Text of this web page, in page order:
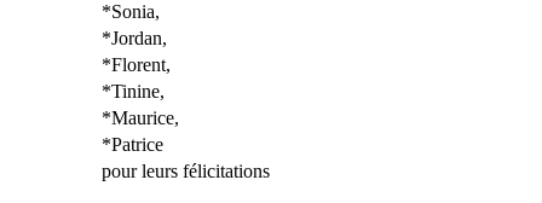
*Sonia,
*Jordan,
*Florent,
*Tinine,
*Maurice,
*Patrice
pour leurs félicitations